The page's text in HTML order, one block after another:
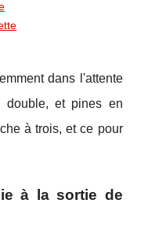
dans l'attente
et pines en
à trois, et ce pour
à la sortie de